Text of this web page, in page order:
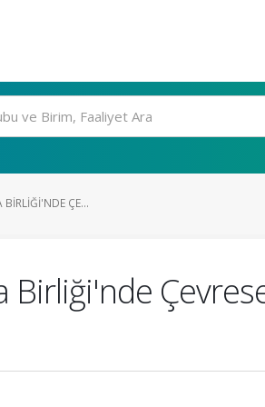
BIRLIĞI'NDE ÇE...
Birliği'nde